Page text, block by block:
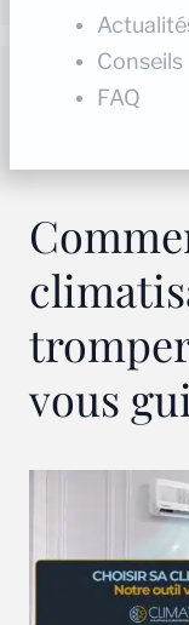
vous
Conseils
FAQ